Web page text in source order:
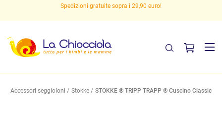
Spedizioni gratuite sopra i 29,90 euro!
Accessori seggioloni Stokke STOKKE ® TRIPP TRAPP ® Cuscino Classic